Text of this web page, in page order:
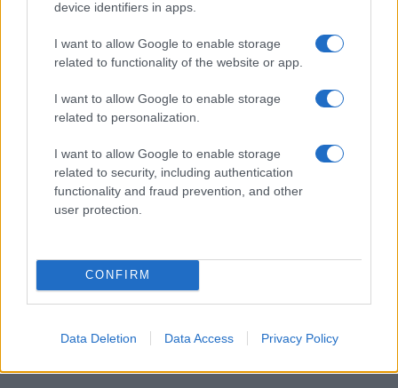
device identifiers in apps.
I want to allow Google to enable storage
related to functionality of the website or app.
I want to allow Google to enable storage
related to personalization.
I want to allow Google to enable storage
related to security, including authentication
functionality and fraud prevention, and other
user protection.
CONFIRM
Data Deletion Data Access Privacy Policy
Κοινωνικός τουρισμός ΔΥΠΑ: Ποιά περιοχή
είναι «πρωταθλήτρια»